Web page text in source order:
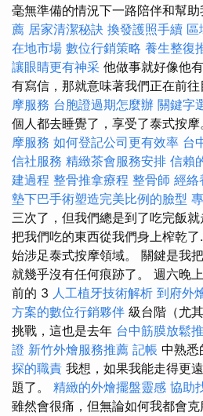
毫無準備的情況下一路陪伴和幫助
薦 居家清潔秘訣 換發護照手續 區
在地市場 數位行銷策略 養生整復
讓眼睛更有神采 他做事就好像他
有寫信，那就意味著我們正在前往
摩服務 台胞證過期怎麼辦 關鍵字
個人都去睡覺了，享受了泰式按摩
摩服務 如何登記公司更有效率 台
信社服務 精緻茶會服務安排 信賴
建過程 整骨推拿療程 整骨師 經絡
墊下巴手術塑造完美比例的臉型
三次了，但我們總是到了吃完飯
把我們吃的東西從我們身上榨乾
始涉足泰式按摩領域。 關鍵是我
就幾乎沒有任何痕跡了。 週六晚
前的 3 人工植牙技術解析 到府外
方案的數位行銷夥伴 級台階（尤
挑戰，這也是去年 台中筋膜放鬆
證 新竹外燴服務推薦 記帳 中熟悉
探的職責 我想，如果我能走得更
題了。 精緻的外燴擺盤靈感 協助
雖然會很痛，但無論如何我都會